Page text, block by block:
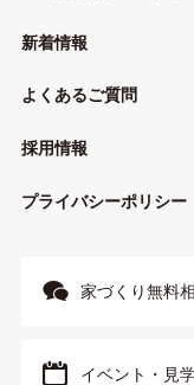
新着情報
よくあるご質問
採用情報
プライバシーポリシー
家づくり無料
イベント・見